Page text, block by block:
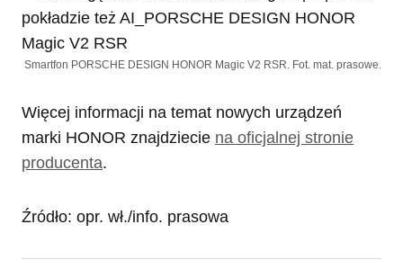
Smartfon PORSCHE DESIGN HONOR Magic V2 RSR. Fot. mat. prasowe.
Więcej informacji na temat nowych urządzeń
marki HONOR znajdziecie na oficjalnej stronie
producenta.
Źródło: opr. wł./info. prasowa